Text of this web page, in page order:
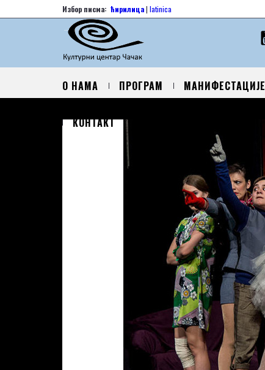
Избор писма: ћирилица| latinica
О НАМА ПРОГРАМ МАНИФЕСТАЦИЈЕ
КОНТАКТ